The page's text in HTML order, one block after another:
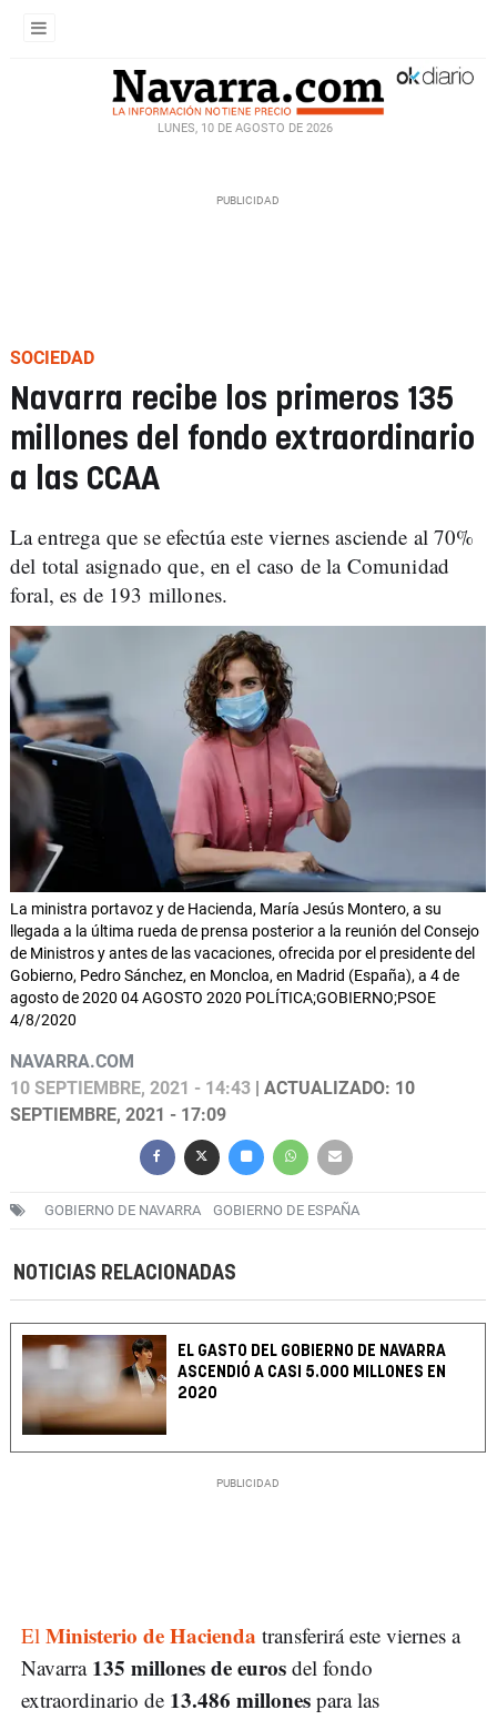
LUNES, 10 DE AGOSTO DE 2026
SOCIEDAD
Navarra recibe los primeros 135
millones del fondo extraordinario
a las CCAA
La entrega que se efectúa este viernes asciende al 70%
del total asignado que, en el caso de la Comunidad
foral, es de 193 millones.
La ministra portavoz y de Hacienda, María Jesús Montero, a su
llegada a la última rueda de prensa posterior a la reunión del Consejo
de Ministros y antes de las vacaciones, ofrecida por el presidente del
Gobierno, Pedro Sánchez, en Moncloa, en Madrid (España), a 4 de
agosto de 2020 04 AGOSTO 2020 POLÍTICA;GOBIERNO;PSOE
4/8/2020
NAVARRA.COM
10 SEPTIEMBRE, 2021 - 14:43 | ACTUALIZADO: 10
SEPTIEMBRE, 2021 - 17:09
GOBIERNO DE NAVARRA GOBIERNO DE ESPAÑA
NOTICIAS RELACIONADAS
EL GASTO DEL GOBIERNO DE NAVARRA
ASCENDIÓ A CASI 5.000 MILLONES EN
2020
El Ministerio de Hacienda transferirá este viernes a
Navarra 135 millones de euros del fondo
extraordinario de 13.486 millones para las